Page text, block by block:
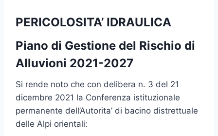
PERICOLOSITA’ IDRAULICA
Piano di Gestione del Rischio di
Alluvioni 2021-2027
Si rende noto che con delibera n. 3 del 21
dicembre 2021 la Conferenza istituzionale
permanente dell’Autorita’ di bacino distrettuale
delle Alpi orientali: